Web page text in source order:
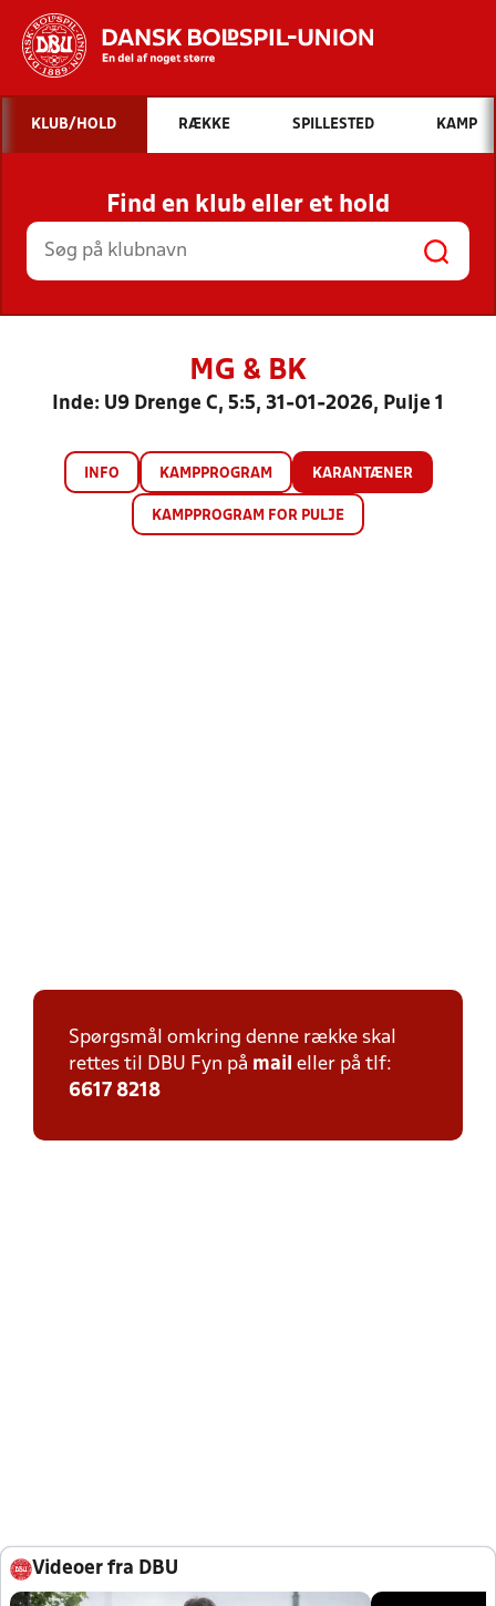
Hvad vil du søge efter?
INDHOLD OG NYHEDER
STILLINGER, RESULTATER, KLUBBER OG
HOLD
KLUB/HOLD RÆKKE SPILLESTED KAMP
Find en klub eller et hold
MG & BK
Inde: U9 Drenge C, 5:5, 31-01-2026, Pulje 1
INFO KAMPPROGRAM KARANTÆNER
KAMPPROGRAM FOR PULJE
Spørgsmål omkring denne række skal
rettes til DBU Fyn på mail eller på tlf:
6617 8218
Videoer fra DBU